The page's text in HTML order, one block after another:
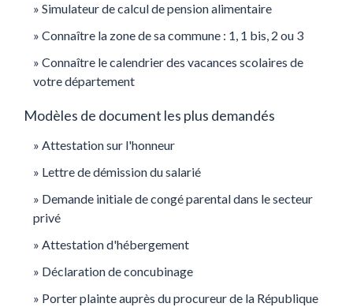
Simulateur de calcul de pension alimentaire
Connaître la zone de sa commune : 1, 1 bis, 2 ou 3
Connaître le calendrier des vacances scolaires de
votre département
Modèles de document les plus demandés
Attestation sur l'honneur
Lettre de démission du salarié
Demande initiale de congé parental dans le secteur
privé
Attestation d'hébergement
Déclaration de concubinage
Porter plainte auprès du procureur de la République